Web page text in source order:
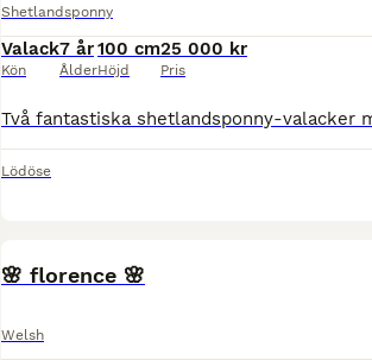
Shetlandsponny
Valack
Kön
7 år
Ålder
100 cm
Höjd
25 000 kr
Pris
Lödöse
🌸 florence 🌸
Welsh